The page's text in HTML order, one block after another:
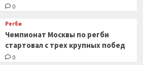
0
Регби
Чемпионат Москвы по регби
стартовал с трех крупных побед
0